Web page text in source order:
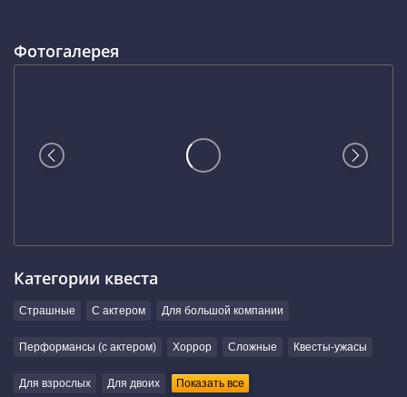
Фотогалерея
Категории квеста
Страшные С актером Для большой компании
Перформансы (с актером) Хоррор Сложные Квесты-ужасы
Для взрослых Для двоих Показать все